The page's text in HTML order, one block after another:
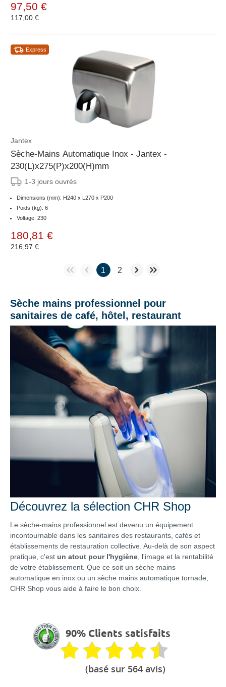
97,50 €
117,00 €
Express
Jantex
Sèche-Mains Automatique Inox - Jantex -
230(L)x275(P)x200(H)mm
1-3 jours ouvrés
Dimensions (mm): H240 x L270 x P200
Poids (kg): 6
Voltage: 230
180,81 €
216,97 €
1 2
Sèche mains professionnel pour
sanitaires de café, hôtel, restaurant
Découvrez la sélection CHR Shop
Le sèche-mains professionnel est devenu un équipement
incontournable dans les sanitaires des restaurants, cafés et
établissements de restauration collective. Au-delà de son aspect
pratique, c'est un atout pour l'hygiène, l'image et la rentabilité
de votre établissement. Que ce soit un sèche mains
automatique en inox ou un sèche mains automatique tornade,
CHR Shop vous aide à faire le bon choix.
90% Clients satisfaits
(basé sur 564 avis)